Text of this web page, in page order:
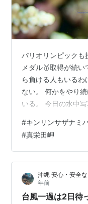
パリオリンピックも
メダル🥇取得が続
ら負ける人もいる
ない。 何かをやり
いる。 今日の水中
のでキイロハギ幼魚
べてみたら『キンリ
核心が持てなかった
ンリンサザナミハギ
には黄色の魚は映え
2024.07.13 真栄田岬
#キンリンサザナミ
#真栄田岬
沖縄 安心・安全
年前
台風一過は2日待